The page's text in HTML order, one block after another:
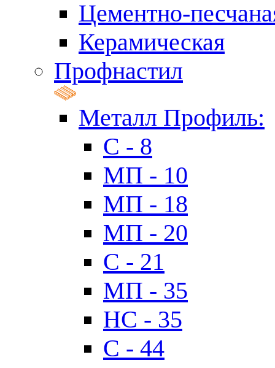
Цементно-
Керамическая
Профнастил
Металл Профиль:
C - 8
МП - 10
МП - 18
МП - 20
C - 21
МП - 35
HC - 35
C - 44